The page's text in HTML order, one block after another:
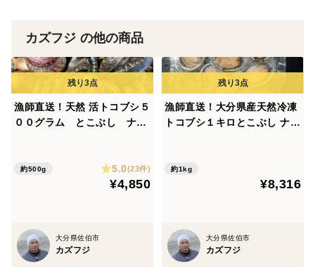
北海道、沖縄、一部離島は発送できません。ご了承下さ
宜しくお願い致します。
カズフジ の他の商品
漁師直送！天然 活トコブシ５
００グラム とこぶし ナガ
約500g 5.0(23件)
¥4,850
大分県佐伯市
カズフジ
漁師直送！大分県産天然冷凍
トコブシ１キロとこぶし ナガ
約1kg
¥8,316
大分県佐伯市
カズフジ